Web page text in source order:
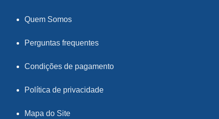
Quem Somos
Perguntas frequentes
Condições de pagamento
Política de privacidade
Mapa do Site